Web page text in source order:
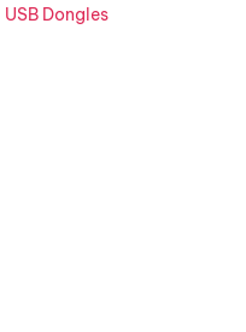
Dongles